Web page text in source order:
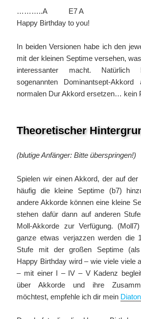
………..A E7 A
Happy Birthday to you!
In beiden Versionen habe ich den
mit der kleinen Septime versehen,
interessanter macht.
sogenannten Dominantsept-
normalen Dur Akkord ersetzen… kein
Theoretischer
(blutige Anfänger: Bitte überspringen!)
Spielen wir einen Akkord, der auf
häufig die kleine Septime (b7)
andere Akkorde können eine kleine
stehen dafür dann auf anderen
Moll-Akkorde zur Verfügung.
ganze etwas verjazzen werden die
Stufe mit der großen Septime
Happy Birthday wird – wie viele viele
– mit einer I – IV – V Kadenz
über Akkorde und ihre
möchtest, empfehle ich dir mein